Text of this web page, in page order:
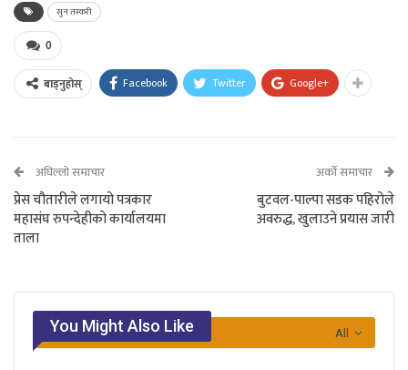
सुन तस्करी
0
बाड्नुहोस् Facebook Twitter Google+
अघिल्लो समाचार
प्रेस चौतारीले लगायो पत्रकार
महासंघ रुपन्देहीको कार्यालयमा
ताला
अर्को समाचार
बुटवल-पाल्पा सडक पहिरोले
अवरुद्ध, खुलाउने प्रयास जारी
All
You Might Also Like